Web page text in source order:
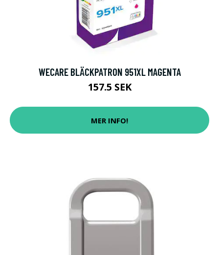
WECARE BLÄCKPATRON 951XL MAGENTA
157.5 SEK
MER INFO!